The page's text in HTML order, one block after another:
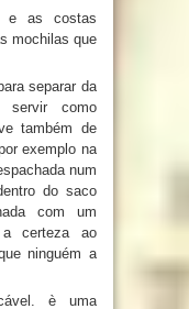
e as costas
mochilas que
separar da
como
também de
exemplo na
num
do saco
com um
certeza ao
ninguém a
è uma